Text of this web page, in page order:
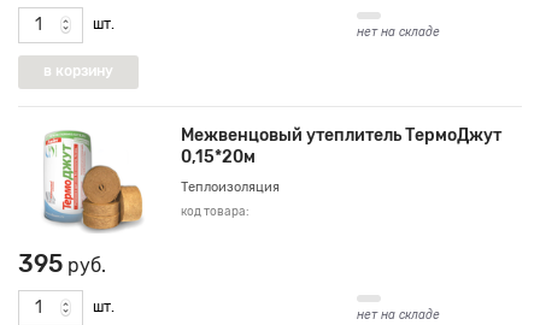
шт. нет на складе
Межвенцовый утеплитель ТермоДжут
0,15*20м
Теплоизоляция
код товара:
395 руб.
шт. нет на складе